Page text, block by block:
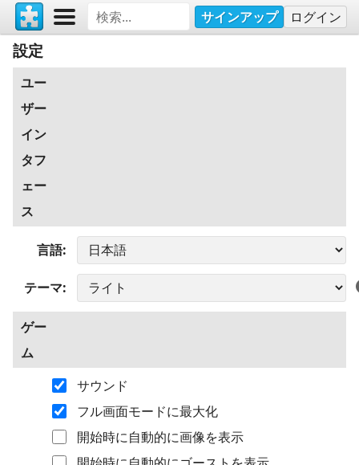
サインアップ ログイン
設定
ユー
ザー
イン
タフ
ェー
ス
言語
テーマ
ゲー
ム
サウンド
フル画面モードに最大化
開始時に自動的に画像を表示